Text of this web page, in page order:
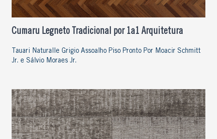
Cumaru Legneto Tradicional por 1a1 Arquitetura
Tauari Naturalle Grigio Assoalho Piso Pronto Por Moacir Schmitt
Jr. e Sálvio Moraes Jr.